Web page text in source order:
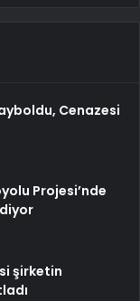
Cenazesi
Projesi’nde
şirketin